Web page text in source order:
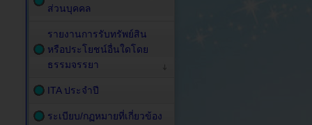
ส่วนบุคคล
รายงานการรับทรัพย์สิน
หรือประโยชน์อื่นใดโดย
ธรรมจรรยา
ITA ประจำปี
ระเบียบ/กฏหมายที่เกี่ยวข้อง